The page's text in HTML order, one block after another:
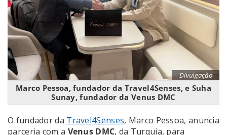
Divulgação
Marco Pessoa, fundador da Travel4Senses, e Suha
Sunay, fundador da Venus DMC
O fundador da Travel4Senses, Marco Pessoa, anuncia
parceria com a Venus DMC, da Turquia, para